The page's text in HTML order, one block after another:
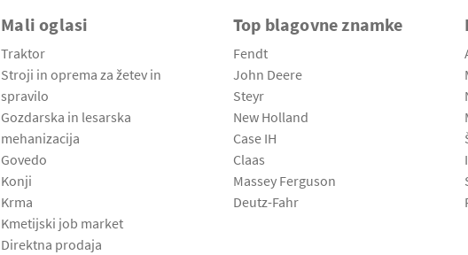
Mali oglasi
Traktor
Stroji in oprema za žetev in
spravilo
Gozdarska in lesarska
mehanizacija
Govedo
Konji
Krma
Kmetijski job market
Direktna prodaja
Top blagovne znamke
Fendt
John Deere
Steyr
New Holland
Case IH
Claas
Massey Ferguson
Deutz-Fahr